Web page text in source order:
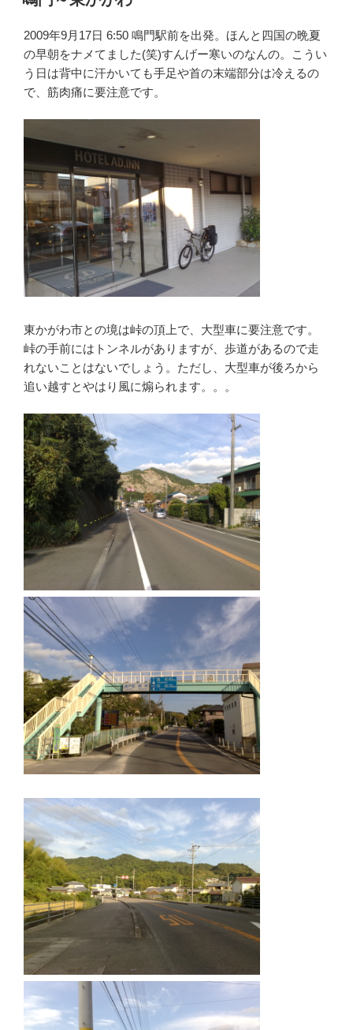
日:
2009年9月17日 6:50 鳴門駅前を出発。ほんと四国の晩夏
の早朝をナメてました(笑)すんげー寒いのなんの。こうい
う日は背中に汗かいても手足や首の末端部分は冷えるの
で、筋肉痛に要注意です。
東かがわ市との境は峠の頂上で、大型車に要注意です。
峠の手前にはトンネルがありますが、歩道があるので走
れないことはないでしょう。ただし、大型車が後ろから
追い越すとやはり風に煽られます。。。